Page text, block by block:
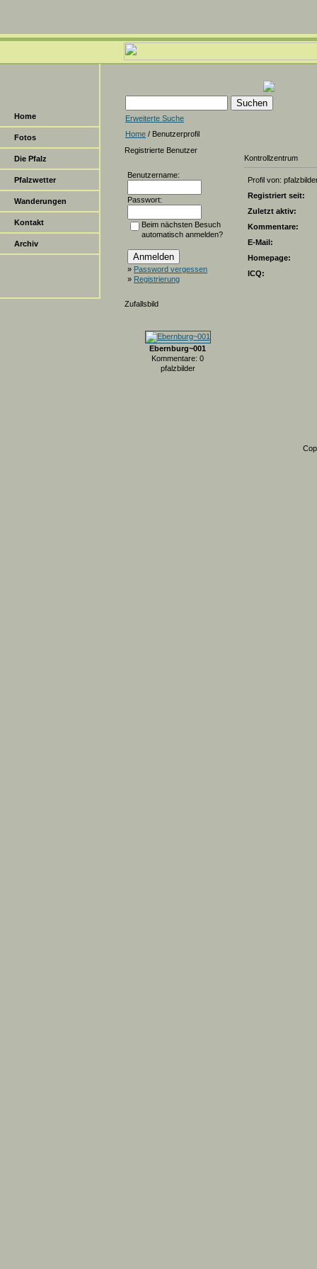
Home
Fotos
Die Pfalz
Pfalzwetter
Wanderungen
Kontakt
Archiv
Erweiterte Suche
Home / Benutzerprofil
Registrierte Benutzer
Benutzername:
Passwort:
Beim nächsten Besuch
automatisch anmelden?
» Password vergessen
» Registrierung
Zufallsbild
Ebernburg~001
Kommentare: 0
pfalzbilder
Kontrollzentrum
Profil von:
Registriert seit:
Zuletzt aktiv:
Kommentare:
E-Mail:
Homepage:
ICQ: